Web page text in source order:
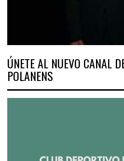
ÚNETE AL NUEVO CANAL
POLANENS